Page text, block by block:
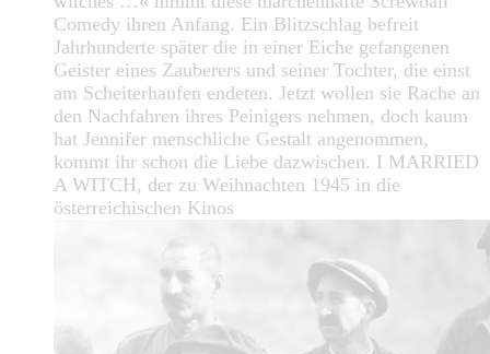
Comedy ihren Anfang. Ein Blitzschlag befreit
Jahrhunderte später die in einer Eiche gefangenen
Geister eines Zauberers und seiner Tochter, die einst
am Scheiterhaufen endeten. Jetzt wollen sie Rache an
den Nachfahren ihres Peinigers nehmen, doch kaum
hat Jennifer menschliche Gestalt angenommen,
kommt ihr schon die Liebe dazwischen. I MARRIED
A WITCH, der zu Weihnachten 1945 in die
österreichischen Kinos